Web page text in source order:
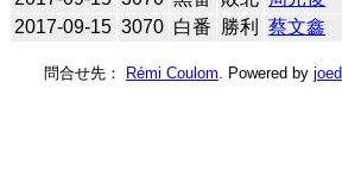
2017-09-15 3070 白番 勝利 蔡文鑫
問合せ先： Rémi Coulom . Powered by